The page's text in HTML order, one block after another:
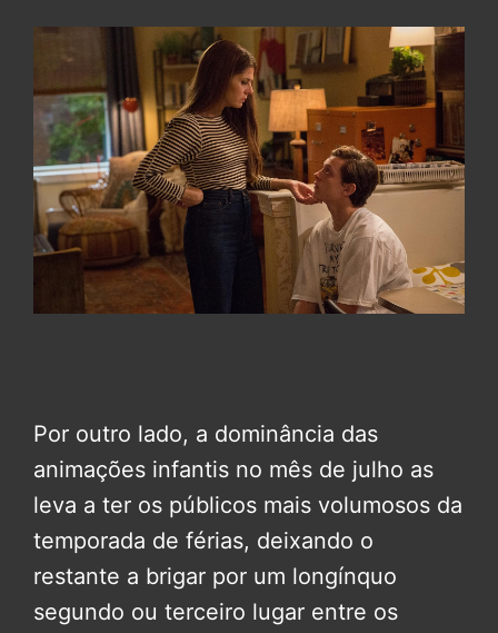
Por outro lado, a dominância das
animações infantis no mês de julho as
leva a ter os públicos mais volumosos da
temporada de férias, deixando o
restante a brigar por um longínquo
segundo ou terceiro lugar entre os